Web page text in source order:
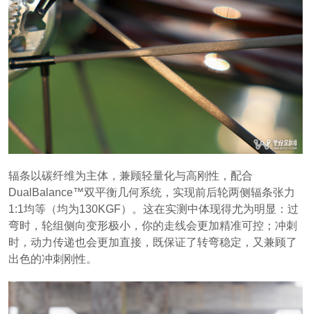
辐条以碳纤维为主体，兼顾轻量化与高刚性，配合
DualBalance™双平衡几何系统，实现前后轮两侧辐条张力
1:1均等（均为130KGF）。这在实测中体现得尤为明显：过
弯时，轮组侧向变形极小，你的走线会更加精准可控；冲刺
时，动力传递也会更加直接，既保证了转弯稳定，又兼顾了
出色的冲刺刚性。